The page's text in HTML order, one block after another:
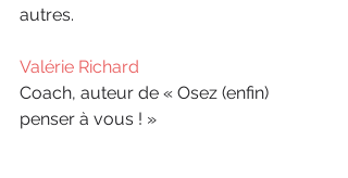
autres.
Valérie Richard
Coach, auteur de « Osez (enfin)
penser à vous ! »